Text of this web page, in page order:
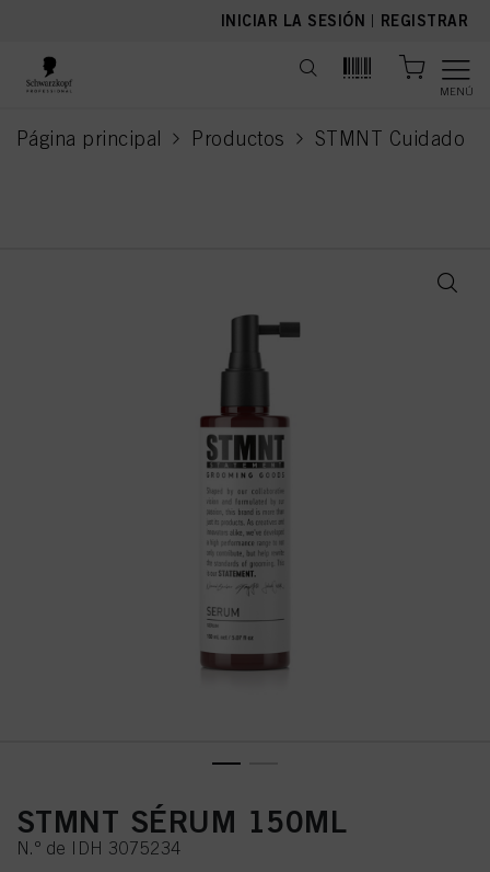
INICIAR LA SESIÓN | REGISTRAR
MENÚ
Página principal Productos STMNT Cuidado
current page
STMNT SÉRUM 150ML
N.º de IDH 3075234